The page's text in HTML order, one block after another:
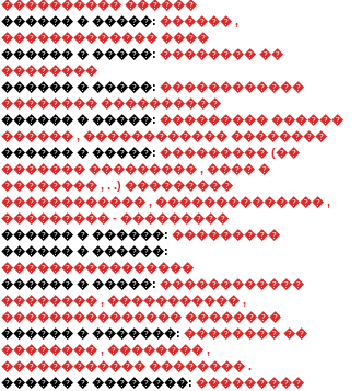
���������� ������
������ � �����: ������ ,
������������� ����
������ � �����: �������� ��
��������
������ � �����: ������������
�������� ����������
������ � �����: ��������� ������
������ , ������������ ��������
������ � �����: ��������� (��
������� ��������� , ���� �
�������� , . .) ���������
������������ , �������������� ,
��������� - ���������
������ � ������: ���������
������ � ������:
����������������
������ � �����: ������������
�������� , ����������� ,
��������������� ��������
������ � �������: �������� ��
�������� , �������� ,
������������ �������� .
������ � ��������: ���������